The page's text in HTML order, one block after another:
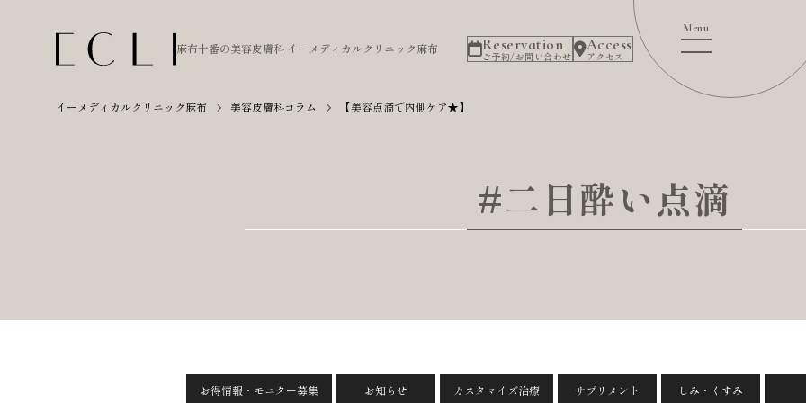
麻布十番の美容皮膚科 イーメディカルクリニック麻布 Reservation
ご予約/お問い合わせ
Access
アクセス
イーメディカルクリニック麻布 美容皮膚科コラム 【美容点滴で内側ケア★】
#二日酔い点滴
お得情報・モニター募集 お知らせ カスタマイズ治療 サプリメント しみ・くすみ